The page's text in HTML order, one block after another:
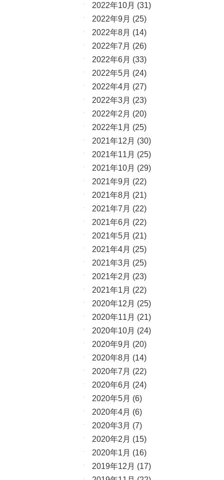
2022年10月 (31)
2022年9月 (25)
2022年8月 (14)
2022年7月 (26)
2022年6月 (33)
2022年5月 (24)
2022年4月 (27)
2022年3月 (23)
2022年2月 (20)
2022年1月 (25)
2021年12月 (30)
2021年11月 (25)
2021年10月 (29)
2021年9月 (22)
2021年8月 (21)
2021年7月 (22)
2021年6月 (22)
2021年5月 (21)
2021年4月 (25)
2021年3月 (25)
2021年2月 (23)
2021年1月 (22)
2020年12月 (25)
2020年11月 (21)
2020年10月 (24)
2020年9月 (20)
2020年8月 (14)
2020年7月 (22)
2020年6月 (24)
2020年5月 (6)
2020年4月 (6)
2020年3月 (7)
2020年2月 (15)
2020年1月 (16)
2019年12月 (17)